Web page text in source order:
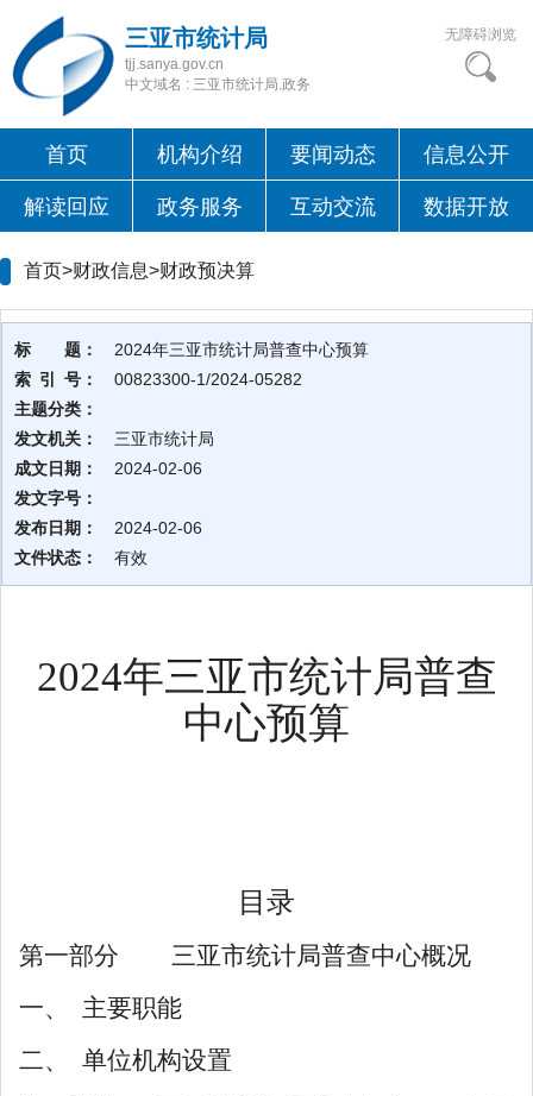
三亚市统计局
tjj.sanya.gov.cn
中文域名 : 三亚市统计局.政务
无障碍浏览
首页 机构介绍 要闻动态 信息公开
解读回应 政务服务 互动交流 数据开放
首页>财政信息>财政预决算
标 题：
2024年三亚市统计局普查中心预算
索 引 号：
00823300-1/2024-05282
主题分类：
发文机关：
三亚市统计局
成文日期：
2024-02-06
发文字号：
发布日期：
2024-02-06
文件状态：
有效
2024年三亚市统计局普查
中心预算
目录
第一部分 三亚市统计局普查中心概况
一、
主要职能
二、
单位机构设置